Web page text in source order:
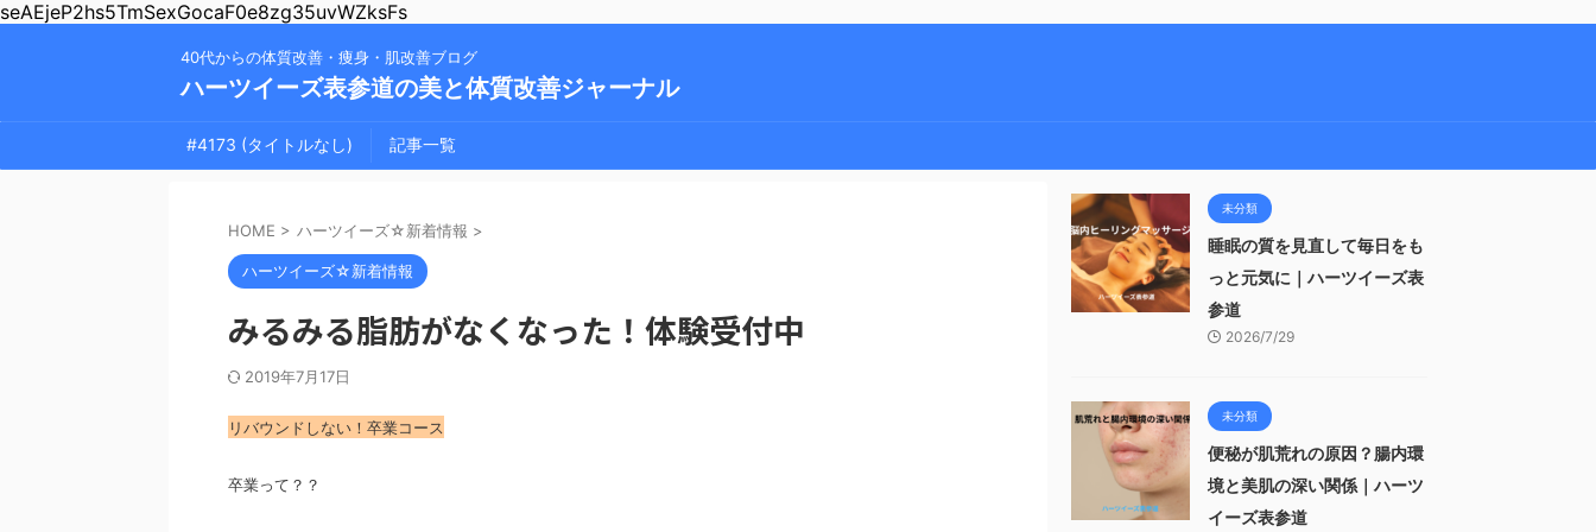
seAEjeP2hs5TmSexGocaF0e8zg35uvWZksFs
40代からの体質改善・痩身・肌改善ブログ
ハーツイーズ表参道の美と体質改善ジャーナル
#4173 (タイトルなし) 記事一覧
HOME > ハーツイーズ☆新着情報 >
ハーツイーズ☆新着情報
みるみる脂肪がなくなった！体験受付中
2019年7月17日
リバウンドしない！卒業コース
卒業って？？
未分類
睡眠の質を見直して毎日をも
っと元気に｜ハーツイーズ表
参道
2026/7/29
未分類
便秘が肌荒れの原因？腸内環
境と美肌の深い関係｜ハーツ
イーズ表参道